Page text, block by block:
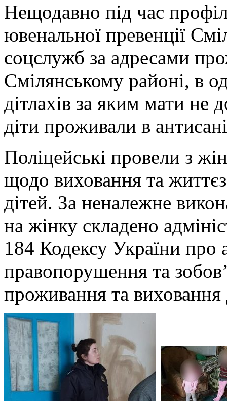
Нещодавно під час
ювенальної превенції
соцслужб за адресами
Смілянському районі, в
дітлахів за яким мати
діти проживали в
Поліцейські провели з
щодо виховання та
дітей. За неналежне
на жінку складено
184 Кодексу України про
правопорушення та
проживання та виховання